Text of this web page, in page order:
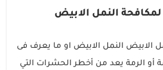
لمكافحة النمل الابيض
الابيض النمل الابيض او ما يعرف فى
أو الرمة يعد من أخطر الحشرات التي